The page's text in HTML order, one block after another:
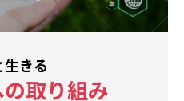
きる
取り組み